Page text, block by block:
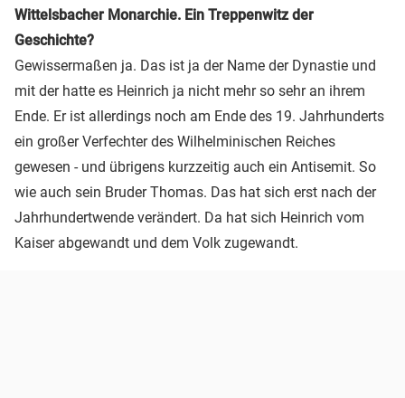
Wittelsbacher Monarchie. Ein Treppenwitz der
Geschichte?
Gewissermaßen ja. Das ist ja der Name der Dynastie und
mit der hatte es Heinrich ja nicht mehr so sehr an ihrem
Ende. Er ist allerdings noch am Ende des 19. Jahrhunderts
ein großer Verfechter des Wilhelminischen Reiches
gewesen - und übrigens kurzzeitig auch ein Antisemit. So
wie auch sein Bruder Thomas. Das hat sich erst nach der
Jahrhundertwende verändert. Da hat sich Heinrich vom
Kaiser abgewandt und dem Volk zugewandt.